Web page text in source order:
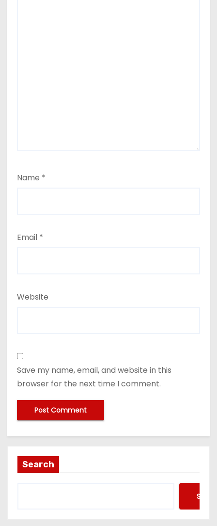
Name *
Email *
Website
Save my name, email, and website in this
browser for the next time I comment.
Search